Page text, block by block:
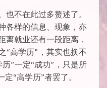
不在此过多赘述了。
各样的信息、现象，亦
离就业还有一段距离，
“高学历”，其实也换不
”一定“成功”，只是所
“高学历”者罢了。